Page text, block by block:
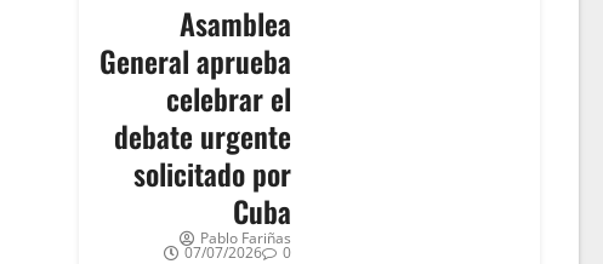
Asamblea
General aprueba
celebrar el
debate urgente
solicitado por
Cuba
Pablo Fariñas
07/07/2026
0